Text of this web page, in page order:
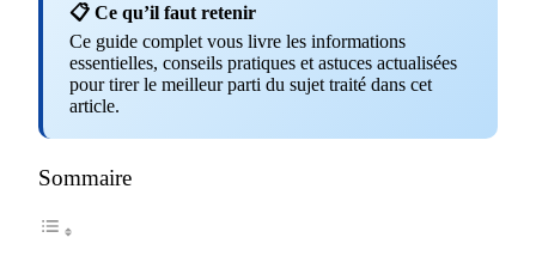
📋 Ce qu’il faut retenir
Ce guide complet vous livre les informations
essentielles, conseils pratiques et astuces actualisées
pour tirer le meilleur parti du sujet traité dans cet
article.
Sommaire